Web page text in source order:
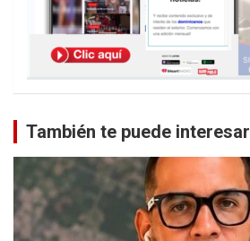
También te puede interesar